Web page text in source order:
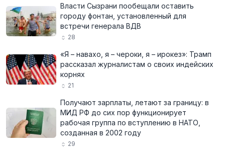
Власти Сызрани пообещали оставить
городу фонтан, установленный для
встречи генерала ВДВ
28
«Я – навахо, я – чероки, я – ирокез»: Трамп
рассказал журналистам о своих индейских
корнях
21
Получают зарплаты, летают за границу: в
МИД РФ до сих пор функционирует
рабочая группа по вступлению в НАТО,
созданная в 2002 году
29